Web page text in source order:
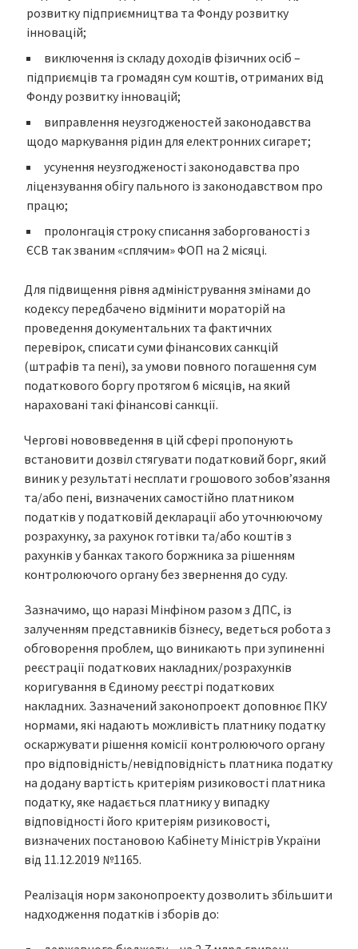
розвитку підприємництва та Фонду розвитку
інновацій;
виключення із складу доходів фізичних осіб –
підприємців та громадян сум коштів, отриманих від
Фонду розвитку інновацій;
виправлення неузгодженостей законодавства
щодо маркування рідин для електронних сигарет;
усунення неузгодженості законодавства про
ліцензування обігу пального із законодавством про
працю;
пролонгація строку списання заборгованості з
ЄСВ так званим «сплячим» ФОП на 2 місяці.
Для підвищення рівня адміністрування змінами до
кодексу передбачено відмінити мораторій на
проведення документальних та фактичних
перевірок, списати суми фінансових санкцій
(штрафів та пені), за умови повного погашення сум
податкового боргу протягом 6 місяців, на який
нараховані такі фінансові санкції.
Чергові нововведення в цій сфері пропонують
встановити дозвіл стягувати податковий борг, який
виник у результаті несплати грошового зобов’язання
та/або пені, визначених самостійно платником
податків у податковій декларації або уточнюючому
розрахунку, за рахунок готівки та/або коштів з
рахунків у банках такого боржника за рішенням
контролюючого органу без звернення до суду.
Зазначимо, що наразі Мінфіном разом з ДПС, із
залученням представників бізнесу, ведеться робота з
обговорення проблем, що виникають при зупиненні
реєстрації податкових накладних/розрахунків
коригування в Єдиному реєстрі податкових
накладних. Зазначений законопроект доповнює ПКУ
нормами, які надають можливість платнику податку
оскаржувати рішення комісії контролюючого органу
про відповідність/невідповідність платника податку
на додану вартість критеріям ризиковості платника
податку, яке надається платнику у випадку
відповідності його критеріям ризиковості,
визначених постановою Кабінету Міністрів України
від 11.12.2019 №1165.
Реалізація норм законопроекту дозволить збільшити
надходження податків і зборів до: